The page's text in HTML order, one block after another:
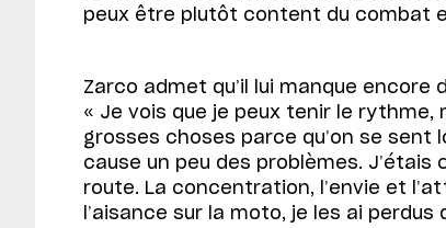
peux être plutôt content du combat
Zarco admet qu’il lui manque encore
« Je vois que je peux tenir le rythme,
grosses choses parce qu’on se sent
cause un peu des problèmes.
route. La concentration, l’envie et
l’aisance sur la moto, je les ai